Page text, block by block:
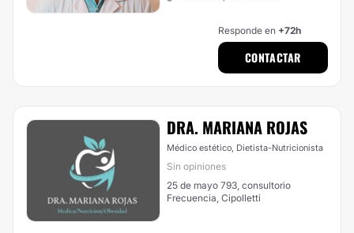
Responde en +72h
CONTACTAR
DRA. MARIANA ROJAS
Médico estético, Dietista-Nutricionista
Sin opiniones
25 de mayo 793, consultorio
Frecuencia, Cipolletti